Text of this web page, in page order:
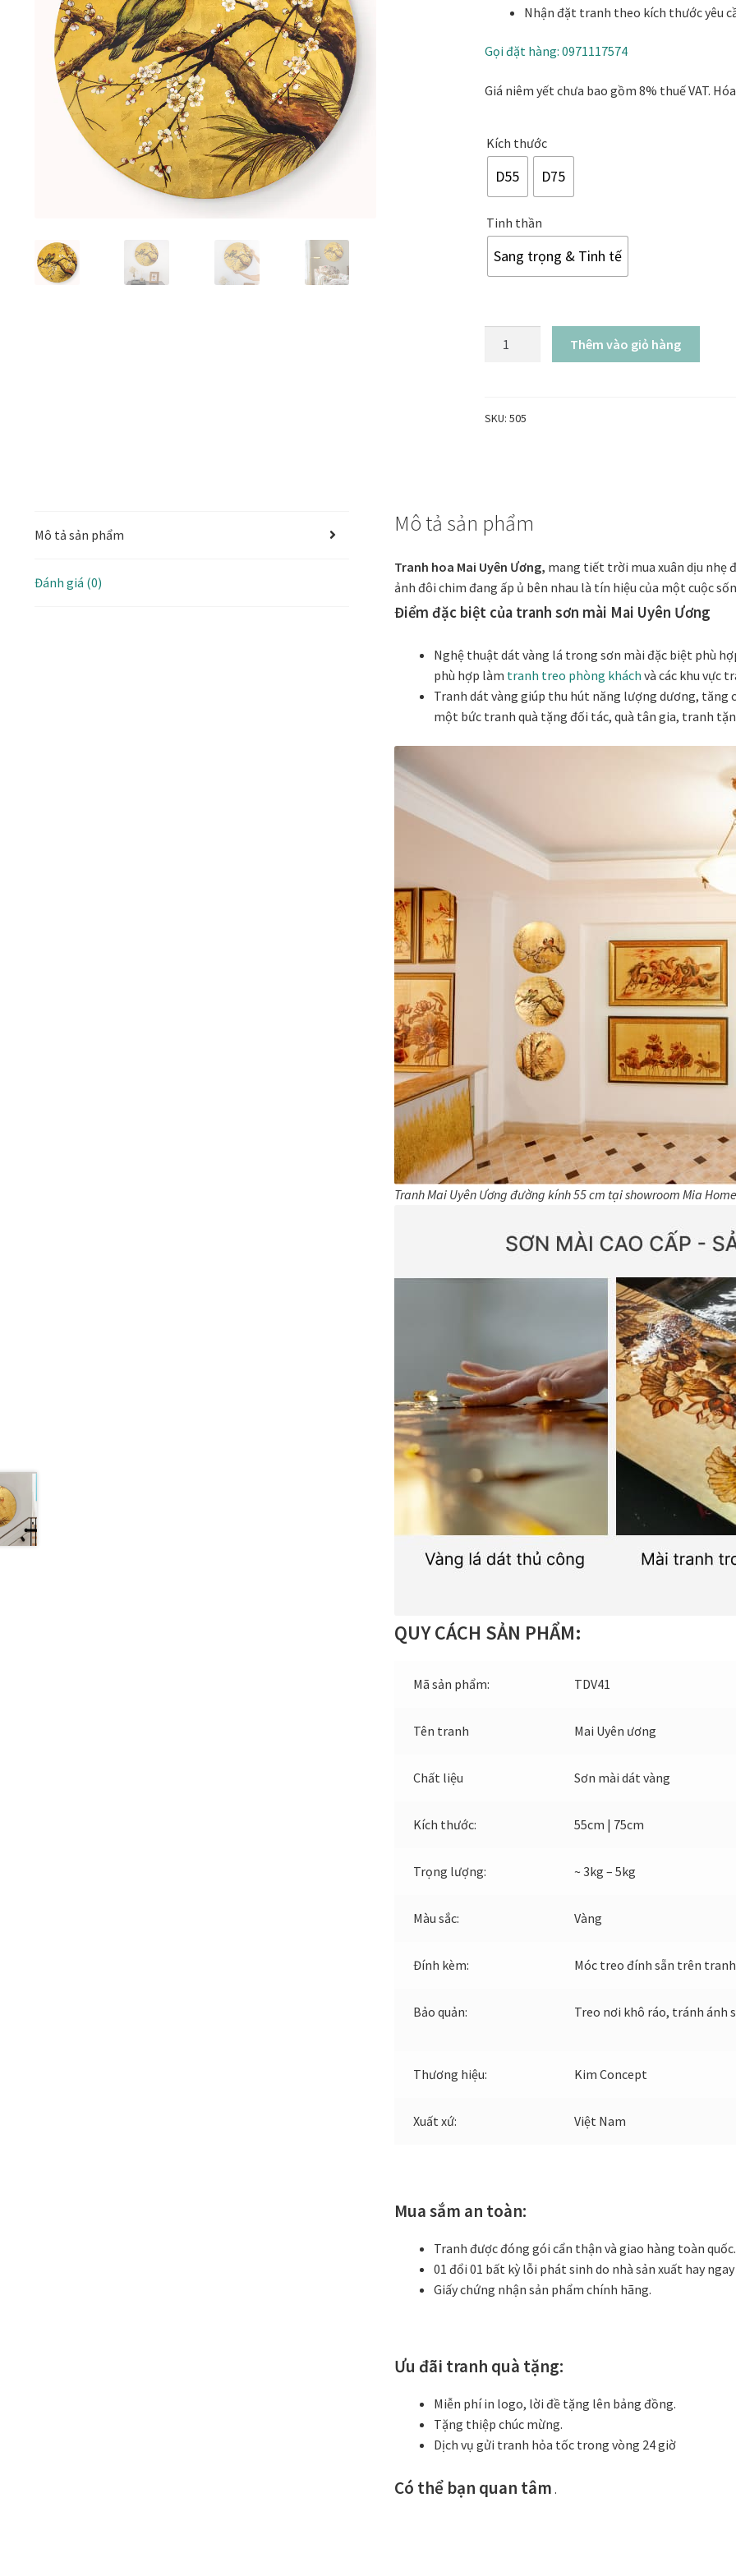
Tranh sơn mài phòng khách Tranh tặng đối tácTranh tặng khai trương Tranh tặng sếp cao cấpTranh tặng tân gia Tranh
Tranh treo phòng làm việc giám đốcTranh treo phòng ngủ Tranh treo phòng thờTranh treo tườngƯU ĐÃI
Xưởng tranh Mia Home
9.800.000₫
Nhận đặt tranh theo kích thước yêu
Gọi đặt hàng: 0971117574
Giá niêm yết chưa bao gồm 8% thuế VAT.
Kích thước
D55 D75
Tinh thần
Sang trọng & Tinh tế
-
số
lượng
Thêm vào giỏ hàng
SKU: 505
Mô tả sản phẩm
Đánh giá (0)
Mô tả sản phẩm
Tranh hoa Mai Uyên Ương, mang tiết trời mua xuân dịu nhẹ
ảnh đôi chim đang ấp ủ bên nhau là tín hiệu của một cuộc
Điểm đặc biệt của tranh sơn mài Mai Uyên Ương
Nghệ thuật dát vàng lá trong sơn mài đặc biệt phù
phù hợp làm tranh treo phòng khách và các khu vực
Tranh dát vàng giúp thu hút năng lượng dương, tăng
một bức tranh quà tặng đối tác, quà tân gia, tranh
Tranh Mai Uyên Ương đường kính 55 cm tại showroom Mia
QUY CÁCH SẢN PHẨM:
Mã sản phẩm: TDV41
Tên tranh Mai Uyên ương
Chất liệu Sơn mài dát vàng
Kích thước: 55cm | 75cm
Trọng lượng: ~ 3kg – 5kg
Màu sắc: Vàng
Đính kèm: Móc treo đính sẵn trên tranh
Bảo quản: Treo nơi khô ráo, tránh ánh
Thương hiệu: Kim Concept
Xuất xứ: Việt Nam
Mua sắm an toàn:
Tranh được đóng gói cẩn thận và giao hàng toàn quốc.
01 đổi 01 bất kỳ lỗi phát sinh do nhà sản xuất hay
Giấy chứng nhận sản phẩm chính hãng.
Ưu đãi tranh quà tặng:
Miễn phí in logo, lời đề tặng lên bảng đồng.
Tặng thiệp chúc mừng.
Dịch vụ gửi tranh hỏa tốc trong vòng 24 giờ
Có thể bạn quan tâm .